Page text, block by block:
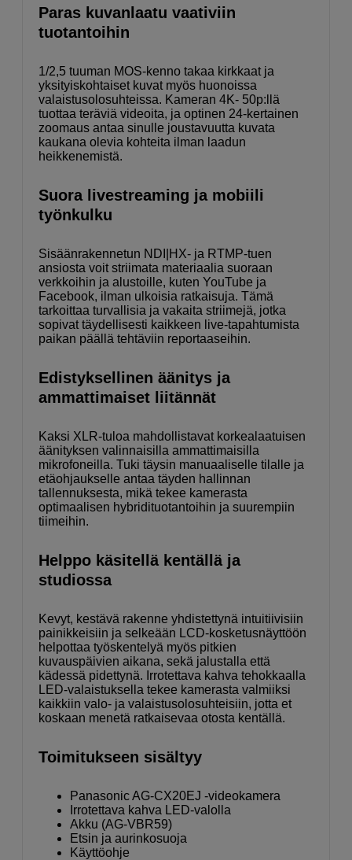
Paras kuvanlaatu vaativiin
tuotantoihin
1/2,5 tuuman MOS-kenno takaa kirkkaat ja
yksityiskohtaiset kuvat myös huonoissa
valaistusolosuhteissa. Kameran 4K- 50p:llä
tuottaa teräviä videoita, ja optinen 24-kertainen
zoomaus antaa sinulle joustavuutta kuvata
kaukana olevia kohteita ilman laadun
heikkenemistä.
Suora livestreaming ja mobiili
työnkulku
Sisäänrakennetun NDI|HX- ja RTMP-tuen
ansiosta voit striimata materiaalia suoraan
verkkoihin ja alustoille, kuten YouTube ja
Facebook, ilman ulkoisia ratkaisuja. Tämä
tarkoittaa turvallisia ja vakaita striimejä, jotka
sopivat täydellisesti kaikkeen live-tapahtumista
paikan päällä tehtäviin reportaaseihin.
Edistyksellinen äänitys ja
ammattimaiset liitännät
Kaksi XLR-tuloa mahdollistavat korkealaatuisen
äänityksen valinnaisilla ammattimaisilla
mikrofoneilla. Tuki täysin manuaaliselle tilalle ja
etäohjaukselle antaa täyden hallinnan
tallennuksesta, mikä tekee kamerasta
optimaalisen hybridituotantoihin ja suurempiin
tiimeihin.
Helppo käsitellä kentällä ja
studiossa
Kevyt, kestävä rakenne yhdistettynä intuitiivisiin
painikkeisiin ja selkeään LCD-kosketusnäyttöön
helpottaa työskentelyä myös pitkien
kuvauspäivien aikana, sekä jalustalla että
kädessä pidettynä. Irrotettava kahva tehokkaalla
LED-valaistuksella tekee kamerasta valmiiksi
kaikkiin valo- ja valaistusolosuhteisiin, jotta et
koskaan menetä ratkaisevaa otosta kentällä.
Toimitukseen sisältyy
Panasonic AG-CX20EJ -videokamera
Irrotettava kahva LED-valolla
Akku (AG-VBR59)
Etsin ja aurinkosuoja
Käyttöohje